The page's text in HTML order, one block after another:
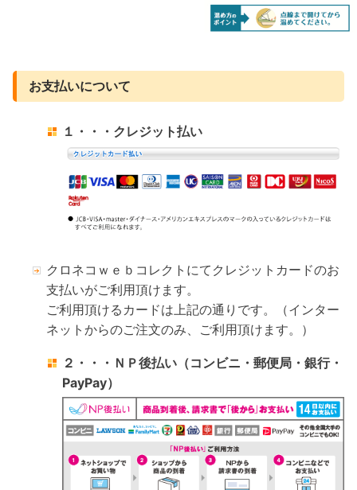
お支払いについて
１・・・クレジット払い
クロネコｗｅｂコレクトにてクレジットカードのお
支払いがご利用頂けます。
ご利用頂けるカードは上記の通りです。（インター
ネットからのご注文のみ、ご利用頂けます。）
２・・・ＮＰ後払い（コンビニ・郵便局・銀行・
PayPay）